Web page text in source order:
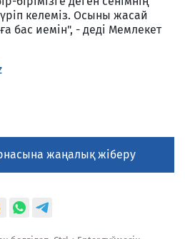
келеміз. Осыны жасай
бас иемін", - деді Мемлекет
жаңалық жіберу